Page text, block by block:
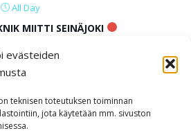
evästeiden
teknisen toteutuksen toiminnan
jota käytetään mm. sivuston
All Day
MIITTI SEINÄJOKI
All Day